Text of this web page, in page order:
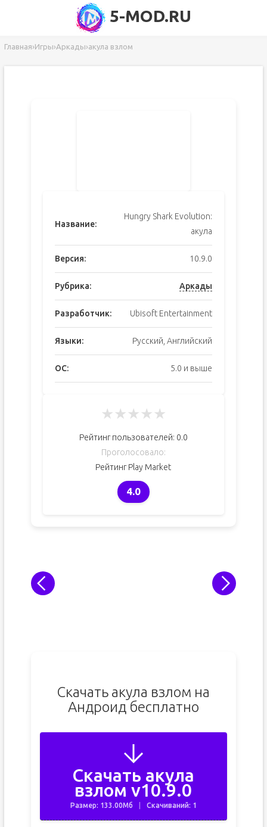
5-MOD.RU
Главная›Игры›Аркады›акула взлом
Название:
Hungry Shark Evolution:
акула
Версия: 10.9.0
Рубрика: Аркады
Разработчик: Ubisoft Entertainment
Языки: Русский, Английский
ОС: 5.0 и выше
★★★★★
Рейтинг пользователей: 0.0
Проголосовало:
Рейтинг Play Market
4.0
Скачать акула взлом на
Андроид бесплатно
Скачать акула
взлом v10.9.0
Размер: 133.00Мб Скачиваний: 1